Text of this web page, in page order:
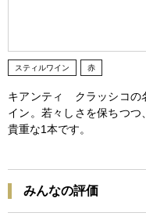
スティルワイン 赤
キアンティ クラッシコの
イン。若々しさを保ちつ
貴重な1本です。
みんなの評価